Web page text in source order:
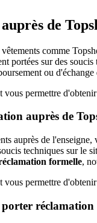
de
comme
portées sur des
ou
permettre
auprès de
auprès de
techniques sur le
formelle,
permettre
réclamation